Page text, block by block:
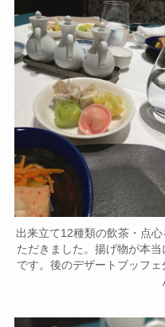
出来立て12種類の飲茶・点
ただきました。揚げ物が本
です。後のデザートブッフ